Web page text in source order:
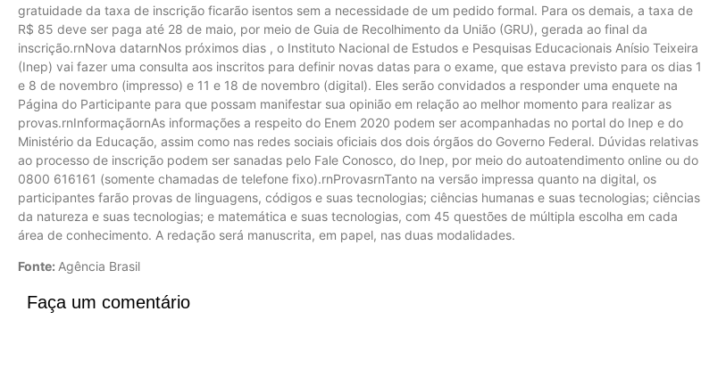
gratuidade da taxa de inscrição ficarão isentos sem a necessidade de um pedido formal. Para os demais, a taxa de
R$ 85 deve ser paga até 28 de maio, por meio de Guia de Recolhimento da União (GRU), gerada ao final da
inscrição.rnNova datarnNos próximos dias , o Instituto Nacional de Estudos e Pesquisas Educacionais Anísio Teixeira
(Inep) vai fazer uma consulta aos inscritos para definir novas datas para o exame, que estava previsto para os dias 1
e 8 de novembro (impresso) e 11 e 18 de novembro (digital). Eles serão convidados a responder uma enquete na
Página do Participante para que possam manifestar sua opinião em relação ao melhor momento para realizar as
provas.rnInformaçãornAs informações a respeito do Enem 2020 podem ser acompanhadas no portal do Inep e do
Ministério da Educação, assim como nas redes sociais oficiais dos dois órgãos do Governo Federal. Dúvidas relativas
ao processo de inscrição podem ser sanadas pelo Fale Conosco, do Inep, por meio do autoatendimento online ou do
0800 616161 (somente chamadas de telefone fixo).rnProvasrnTanto na versão impressa quanto na digital, os
participantes farão provas de linguagens, códigos e suas tecnologias; ciências humanas e suas tecnologias; ciências
da natureza e suas tecnologias; e matemática e suas tecnologias, com 45 questões de múltipla escolha em cada
área de conhecimento. A redação será manuscrita, em papel, nas duas modalidades.
Fonte: Agência Brasil
Faça um comentário